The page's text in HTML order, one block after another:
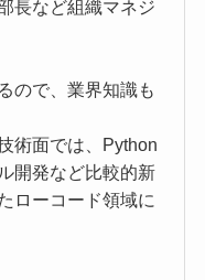
長など組織マネジ
ので、業界知識も
術面では、Python
開発など比較的新
ローコード領域に